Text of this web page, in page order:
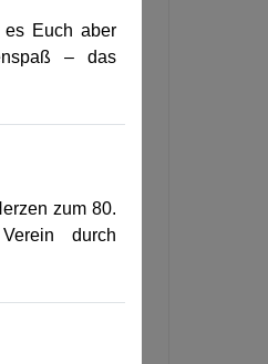
es Euch aber
– das
zum 80.
durch